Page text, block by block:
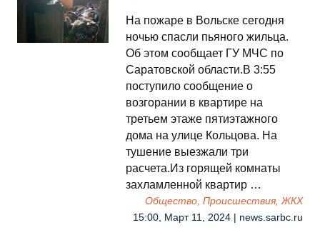
На пожаре в Вольске сегодня
ночью спасли пьяного жильца.
Об этом сообщает ГУ МЧС по
Саратовской области.В 3:55
поступило сообщение о
возгорании в квартире на
третьем этаже пятиэтажного
дома на улице Кольцова. На
тушение выезжали три
расчета.Из горящей комнаты
захламленной квартир …
Общество, Происшествия, ЖКХ
15:00, Март 11, 2024 | news.sarbc.ru